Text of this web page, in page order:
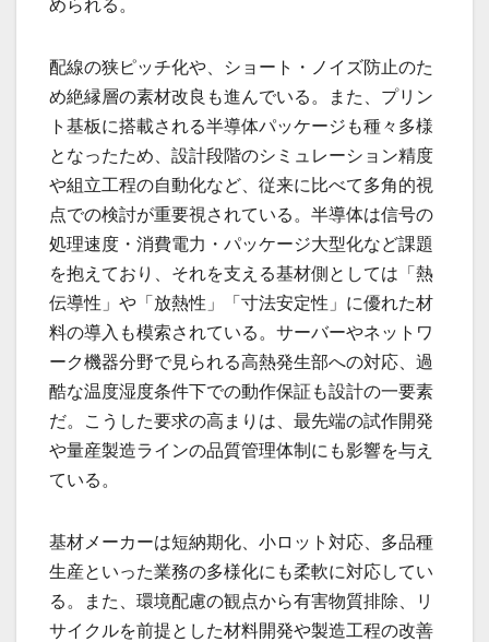
められる。
配線の狭ピッチ化や、ショート・ノイズ防止のた
め絶縁層の素材改良も進んでいる。また、プリン
ト基板に搭載される半導体パッケージも種々多様
となったため、設計段階のシミュレーション精度
や組立工程の自動化など、従来に比べて多角的視
点での検討が重要視されている。半導体は信号の
処理速度・消費電力・パッケージ大型化など課題
を抱えており、それを支える基材側としては「熱
伝導性」や「放熱性」「寸法安定性」に優れた材
料の導入も模索されている。サーバーやネットワ
ーク機器分野で見られる高熱発生部への対応、過
酷な温度湿度条件下での動作保証も設計の一要素
だ。こうした要求の高まりは、最先端の試作開発
や量産製造ラインの品質管理体制にも影響を与え
ている。
基材メーカーは短納期化、小ロット対応、多品種
生産といった業務の多様化にも柔軟に対応してい
る。また、環境配慮の観点から有害物質排除、リ
サイクルを前提とした材料開発や製造工程の改善